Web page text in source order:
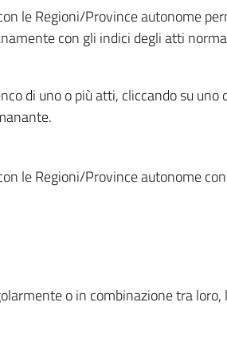
le Regioni/Province autonome
con gli indici degli atti
di uno o più atti, cliccando su
le Regioni/Province autonome
o in combinazione tra